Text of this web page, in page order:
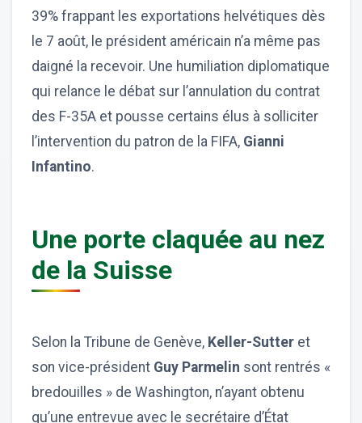
39% frappant les exportations helvétiques dès
le 7 août, le président américain n’a même pas
daigné la recevoir. Une humiliation diplomatique
qui relance le débat sur l’annulation du contrat
des F-35A et pousse certains élus à solliciter
l’intervention du patron de la FIFA, Gianni
Infantino.
Une porte claquée au nez
de la Suisse
Selon la Tribune de Genève, Keller-Sutter et
son vice-président Guy Parmelin sont rentrés «
bredouilles » de Washington, n’ayant obtenu
qu’une entrevue avec le secrétaire d’État